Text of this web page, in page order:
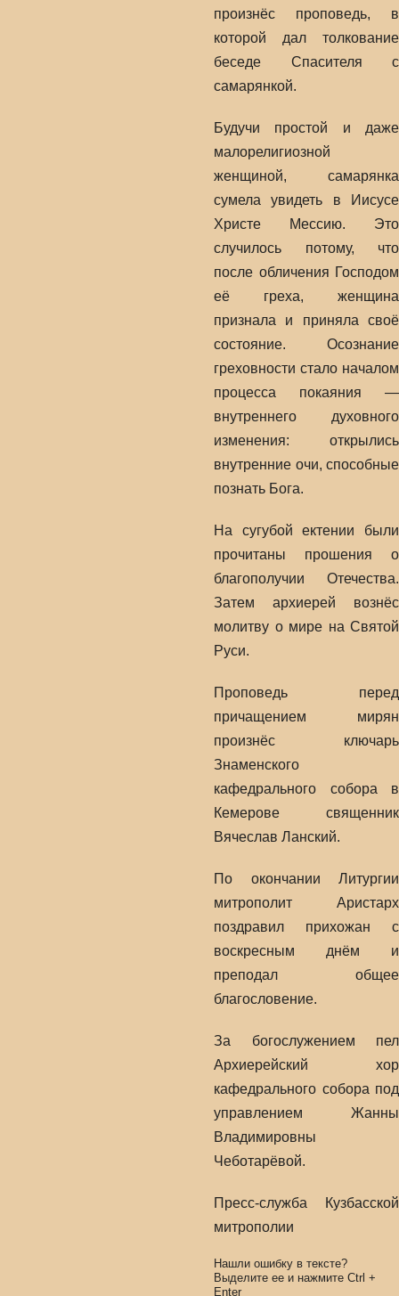
произнёс проповедь, в
которой дал толкование
беседе Спасителя с
самарянкой.
Будучи простой и даже
малорелигиозной
женщиной, самарянка
сумела увидеть в Иисусе
Христе Мессию. Это
случилось потому, что
после обличения Господом
её греха, женщина
признала и приняла своё
состояние. Осознание
греховности стало началом
процесса покаяния —
внутреннего духовного
изменения: открылись
внутренние очи, способные
познать Бога.
На сугубой ектении были
прочитаны прошения о
благополучии Отечества.
Затем архиерей вознёс
молитву о мире на Святой
Руси.
Проповедь перед
причащением мирян
произнёс ключарь
Знаменского
кафедрального собора в
Кемерове священник
Вячеслав Ланский.
По окончании Литургии
митрополит Аристарх
поздравил прихожан с
воскресным днём и
преподал общее
благословение.
За богослужением пел
Архиерейский хор
кафедрального собора под
управлением Жанны
Владимировны
Чеботарёвой.
Пресс-служба Кузбасской
митрополии
Нашли ошибку в тексте?
Выделите ее и нажмите Ctrl +
Enter